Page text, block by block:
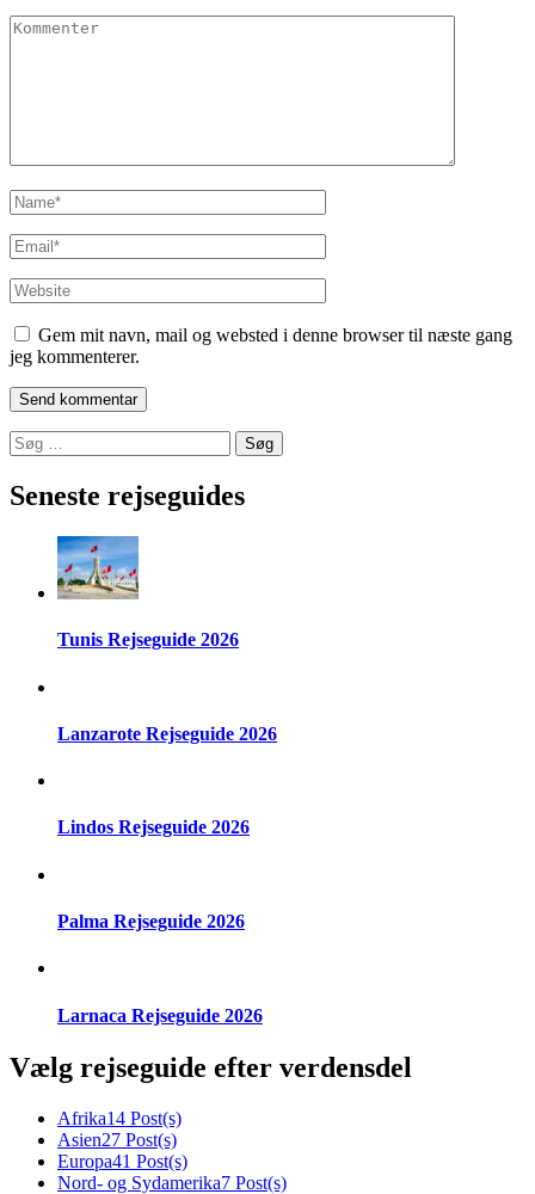
Kommenter
Name*
Email*
Website
Gem mit navn, mail og websted i denne browser til næste gang
jeg kommenterer.
Søg
efter:
Seneste rejseguides
Tunis Rejseguide 2026
Lanzarote Rejseguide 2026
Lindos Rejseguide 2026
Palma Rejseguide 2026
Larnaca Rejseguide 2026
Vælg rejseguide efter verdensdel
Afrika14 Post(s)
Asien27 Post(s)
Europa41 Post(s)
Nord- og Sydamerika7 Post(s)